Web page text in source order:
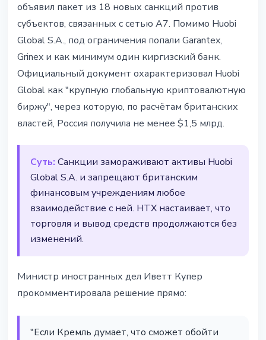
объявил пакет из 18 новых санкций против
субъектов, связанных с сетью A7. Помимо Huobi
Global S.A., под ограничения попали Garantex,
Grinex и как минимум один киргизский банк.
Официальный документ охарактеризовал Huobi
Global как "крупную глобальную криптовалютную
биржу", через которую, по расчётам британских
властей, Россия получила не менее $1,5 млрд.
Суть: Санкции замораживают активы Huobi
Global S.A. и запрещают британским
финансовым учреждениям любое
взаимодействие с ней. HTX настаивает, что
торговля и вывод средств продолжаются без
изменений.
Министр иностранных дел Иветт Купер
прокомментировала решение прямо:
"Если Кремль думает, что сможет обойти